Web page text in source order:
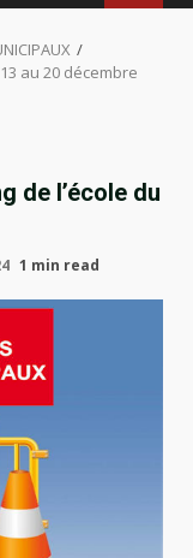
au 20 décembre
de l’école du
1 min read